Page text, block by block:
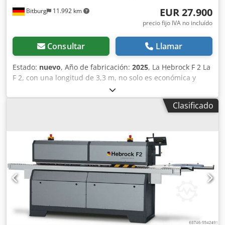
Bitburg 11.992 km EUR 27.900
precio fijo IVA no incluído
Consultar Llamar
Estado: nuevo, Año de fabricación: 2025, La Hebrock F 2 La
F 2, con una longitud de 3,3 m, no solo es económica y
ocupa poco espacio. Además, cuenta con el equipamiento
que necesita para procesar los cantos de forma perfecta
desde el principio: las fresas de ensamblaje con
equipamiento incluye un grupo de ensamblaje (hasta 2
mm de profundidad de fresado), el depósito de cola
termofusible superior, una sierra ingletadora y una
fresadora combinada. Opcionalmente, la F 2 también
puede equiparse con una cuchilla de cepillado de
superficies. Grosor máximo del canto: 3 mm Grosor
máximo de la pieza: 50 mm Lista para su uso en 3,5
minutos Equipamiento: F2 - 10 m/min Dcsdjlht Hzspfx
Clasificado